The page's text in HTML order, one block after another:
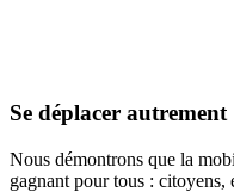
Se déplacer autrement
Nous démontrons que la
gagnant pour tous : citoyens,